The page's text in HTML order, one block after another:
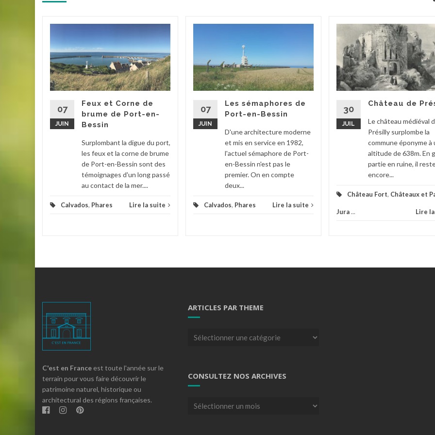
07
JUIN
Feux et Corne de
brume de Port-en-
Bessin
Surplombant la digue du port,
les feux et la corne de brume
de Port-en-Bessin sont des
témoignages d'un long passé
au contact de la mer....
Calvados, Phares Lire la suite
07
JUIN
Les sémaphores de
Port-en-Bessin
D'une architecture moderne
et mis en service en 1982,
l'actuel sémaphore de Port-
en-Bessin n'est pas le
premier. On en compte
deux...
Calvados, Phares Lire la suite
30
JUIL
Château de
Le château médiéval
Présilly surplombe la
commune éponyme à
altitude de 638m. En
partie en ruine, il
encore...
Château Fort, Châteaux et
Jura... Lire
C'est en France est toute l'année sur le
terrain pour vous faire découvrir le
patrimoine naturel, historique ou
architectural des régions françaises.
ARTICLES PAR THEME
Articles
CONSULTEZ NOS ARCHIVES
Consultez